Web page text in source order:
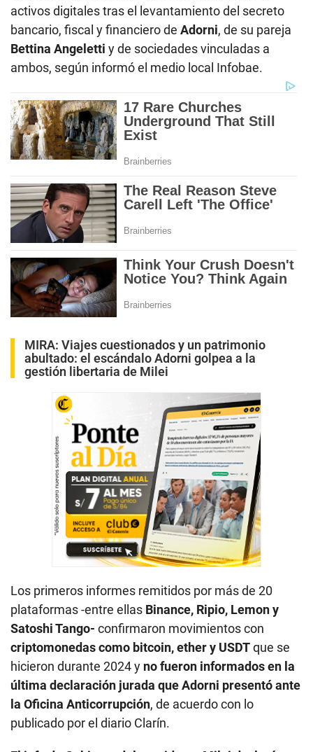
activos digitales tras el levantamiento del secreto
bancario, fiscal y financiero de Adorni, de su pareja
Bettina Angeletti y de sociedades vinculadas a
ambos, según informó el medio local Infobae.
MIRA: Viajes cuestionados y un patrimonio
abultado: el escándalo Adorni golpea a la
gestión libertaria de Milei
Los primeros informes remitidos por más de 20
plataformas -entre ellas Binance, Ripio, Lemon y
Satoshi Tango- confirmaron movimientos con
criptomonedas como bitcoin, ether y USDTque se
hicieron durante 2024 y no fueron informados en la
última declaración jurada que Adorni presentó ante
la Oficina Anticorrupción, de acuerdo con lo
publicado por el diario Clarín.